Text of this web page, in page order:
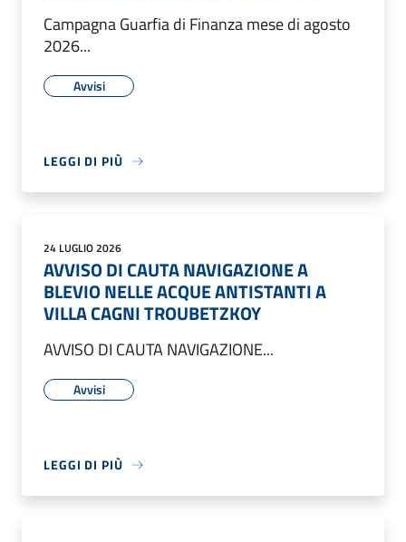
Campagna Guarfia di Finanza mese di agosto
2026...
Avvisi
LEGGI DI PIÙ
24 LUGLIO 2026
AVVISO DI CAUTA NAVIGAZIONE A
BLEVIO NELLE ACQUE ANTISTANTI A
VILLA CAGNI TROUBETZKOY
AVVISO DI CAUTA NAVIGAZIONE...
Avvisi
LEGGI DI PIÙ